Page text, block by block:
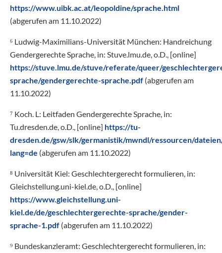
https://www.uibk.ac.at/leopoldine/sprache.html
(abgerufen am 11.10.2022)
⁶ Ludwig-Maximilians-Universität München: Handreichung
Gendergerechte Sprache, in: Stuve.lmu.de, o.D., [online]
https://stuve.lmu.de/stuve/referate/queer/
sprache/gendergerechte-sprache.pdf (abgerufen am
11.10.2022)
⁷ Koch. L: Leitfaden Gendergerechte Sprache, in:
Tu.dresden.de, o.D., [online] https://tu-
dresden.de/gsw/slk/germanistik/mwndl/ressourcen/
lang=de (abgerufen am 11.10.2022)
⁸ Universität Kiel: Geschlechtergerecht formulieren, in:
Gleichstellung.uni-kiel.de, o.D., [online]
https://www.gleichstellung.uni-
kiel.de/de/geschlechtergerechte-sprache/gender-
sprache-1.pdf (abgerufen am 11.10.2022)
⁹ Bundeskanzleramt: Geschlechtergerecht formulieren, in: